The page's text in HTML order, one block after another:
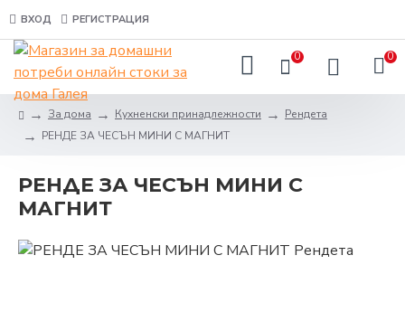
ВХОД РЕГИСТРАЦИЯ
0 0
За дома Кухненски принадлежности
Рендета
РЕНДЕ ЗА ЧЕСЪН МИНИ С МАГНИТ
РЕНДЕ ЗА ЧЕСЪН МИНИ С
МАГНИТ